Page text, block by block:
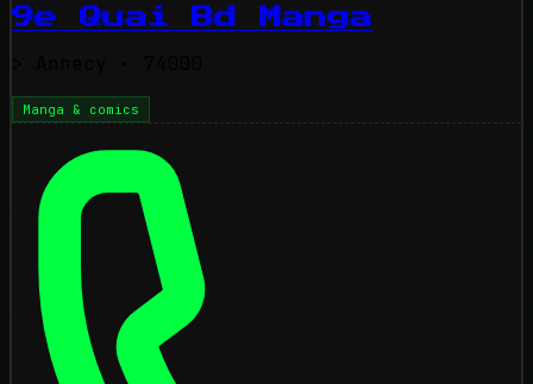
9e Quai Bd Manga
Manga & comics